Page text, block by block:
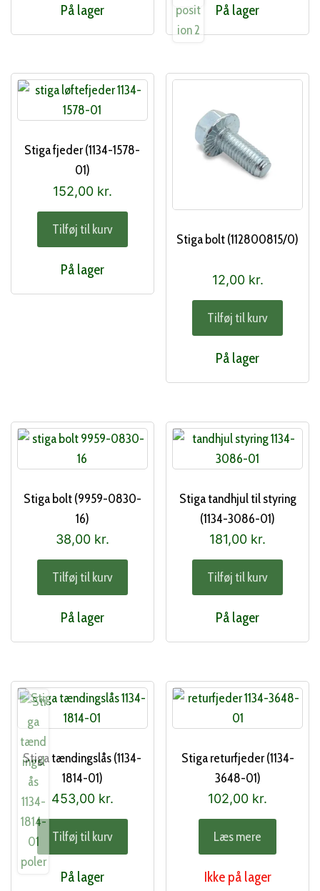
På lager På lager
Stiga fjeder (1134-1578-
01)
152,00 kr.
Tilføj til kurv
På lager
Stiga bolt (112800815/0)
12,00 kr.
Tilføj til kurv
På lager
Stiga bolt (9959-0830-
16)
38,00 kr.
Tilføj til kurv
På lager
Stiga tandhjul til styring
(1134-3086-01)
181,00 kr.
Tilføj til kurv
På lager
Stiga tændingslås (1134-
1814-01)
453,00 kr.
Tilføj til kurv
På lager
Stiga returfjeder (1134-
3648-01)
102,00 kr.
Læs mere
Ikke på lager